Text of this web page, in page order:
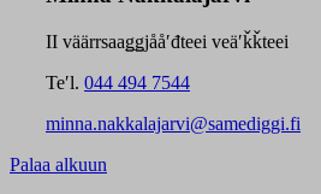
II väärrsaaǥǥjååʹđteei veäʹǩǩteei
Teʹl. 044 494 7544
minna.nakkalajarvi@samediggi.fi
Palaa alkuun